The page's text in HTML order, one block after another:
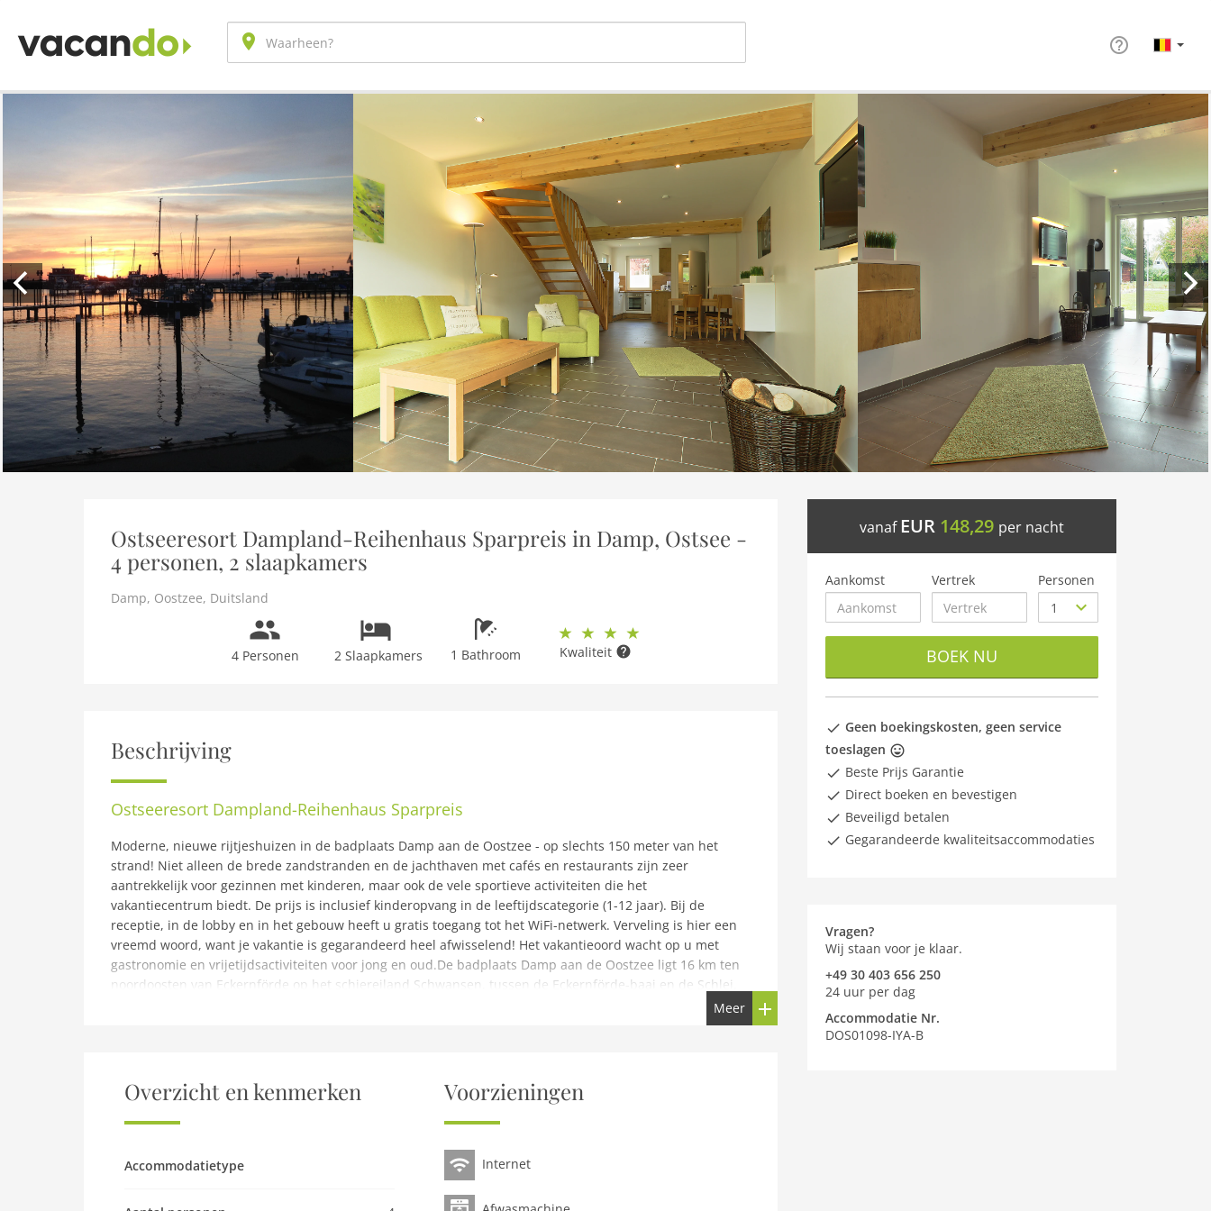
Ostseeresort Dampland-Reihenhaus Sparpreis in Damp, Ostsee -
4 personen, 2 slaapkamers
Damp, Oostzee, Duitsland
4 Personen 2 Slaapkamers 1 Bathroom Kwaliteit
Beschrijving
Ostseeresort Dampland-Reihenhaus Sparpreis
Moderne, nieuwe rijtjeshuizen in de badplaats Damp aan de Oostzee - op slechts 150 meter van het
strand! Niet alleen de brede zandstranden en de jachthaven met cafés en restaurants zijn zeer
aantrekkelijk voor gezinnen met kinderen, maar ook de vele sportieve activiteiten die het
vakantiecentrum biedt. De prijs is inclusief kinderopvang in de leeftijdscategorie (1-12 jaar). Bij de
receptie, in de lobby en in het gebouw heeft u gratis toegang tot het WiFi-netwerk. Verveling is hier een
vreemd woord, want je vakantie is gegarandeerd heel afwisselend! Het vakantieoord wacht op u met
gastronomie en vrijetijdsactiviteiten voor jong en oud.De badplaats Damp aan de Oostzee ligt 16 km ten
noordoosten van Eckernförde op het schiereiland Schwansen, tussen de Eckernförde-baai en de Schlei.
Damp ligt direct aan het prachtige, 4 km lange zandstrand. Verder is er een actiestrand met spelletjes,
een hondenstrand en een naaktstrand. U kunt strandstoelen direct ter plaatse huren. Het is ongeveer 50
handdoekenWiFiGratis toegang tot de avonturen- en vrijetijdswereld in Dampland het hele jaar door
tijdens lokale openingstijdenBelangrijke informatie over de nieuwe verblijfsbelasting:Vanaf 1 januari
2025 wordt op het Ostsee Resort Damp een overnachtingsbelasting van 2% van de overnachting in
rechtstreeks aan de stad betaald. Het bedrag wordt berekend bij het uitchecken en dient daar te worden
Meer
Overzicht en kenmerken
Accommodatietype
Voorzieningen
Internet
vanafEUR 148,29 per nacht
Aankomst Vertrek Personen
BOEK NU
Geen boekingskosten, geen service
toeslagen
Beste Prijs Garantie
Direct boeken en bevestigen
Beveiligd betalen
Gegarandeerde kwaliteitsaccommodaties
Vragen?
Wij staan voor je klaar.
+49 30 403 656 250
24 uur per dag
Accommodatie Nr.
DOS01098-IYA-B